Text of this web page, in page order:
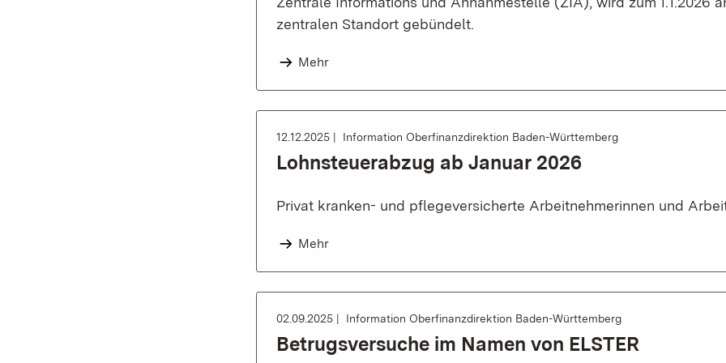
zentralen Standort gebündelt.
Mehr
12.12.2025 Information Oberfinanzdirektion Baden-Württemberg
Lohnsteuerabzug ab Januar 2026
Privat kranken- und pflegeversicherte Arbeitnehmerinnen und
Mehr
02.09.2025 Information Oberfinanzdirektion Baden-Württemberg
Betrugsversuche im Namen von ELSTER